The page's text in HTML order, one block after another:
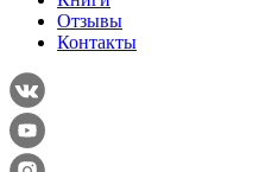
Отзывы
Контакты